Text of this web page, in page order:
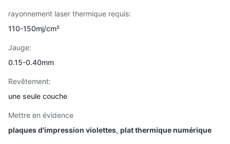
rayonnement laser thermique requis:
110-150mj/cm²
Jauge:
0.15-0.40mm
Revêtement:
une seule couche
Mettre en évidence
plaques d'impression violettes, plat thermique numérique